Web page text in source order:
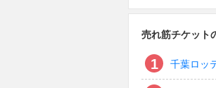
売れ筋チケット
千葉ロッ